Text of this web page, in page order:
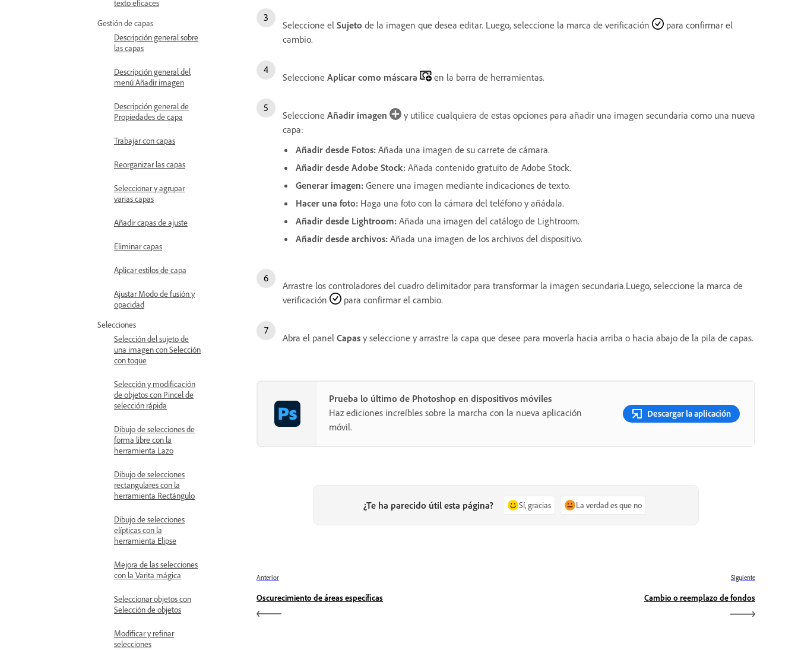
texto eficaces
Gestión de capas
Descripción general sobre
las capas
Descripción general del
menú Añadir imagen
Descripción general de
Propiedades de capa
Trabajar con capas
Reorganizar las capas
Seleccionar y agrupar
varias capas
Añadir capas de ajuste
Eliminar capas
Aplicar estilos de capa
Ajustar Modo de fusión y
opacidad
Selecciones
Selección del sujeto de
una imagen con Selección
con toque
Selección y modificación
de objetos con Pincel de
selección rápida
Dibujo de selecciones de
forma libre con la
herramienta Lazo
Dibujo de selecciones
rectangulares con la
herramienta Rectángulo
Dibujo de selecciones
elípticas con la
herramienta Elipse
Mejora de las selecciones
con la Varita mágica
Seleccionar objetos con
Selección de objetos
Modificar y refinar
selecciones
Seleccione el Sujeto de la imagen que desea editar. Luego, seleccione la marca de verificación
para confirmar el
cambio.
Seleccione Aplicar como máscara en la barra de herramientas.
Seleccione Añadir imagen
y utilice cualquiera de estas opciones para añadir una imagen secundaria como una nueva
capa:
Añadir desde Fotos: Añada una imagen de su carrete de cámara.
Añadir desde Adobe Stock: Añada contenido gratuito de Adobe Stock.
Generar imagen: Genere una imagen mediante indicaciones de texto.
Hacer una foto: Haga una foto con la cámara del teléfono y añádala.
Añadir desde Lightroom: Añada una imagen del catálogo de Lightroom.
Añadir desde archivos: Añada una imagen de los archivos del dispositivo.
Arrastre los controladores del cuadro delimitador para transformar la imagen secundaria.Luego, seleccione la marca de
verificación
para confirmar el cambio.
Abra el panel Capas y seleccione y arrastre la capa que desee para moverla hacia arriba o hacia abajo de la pila de capas.
Prueba lo último de Photoshop en dispositivos móviles
Haz ediciones increíbles sobre la marcha con la nueva aplicación
móvil.
Descargar la aplicación
¿Te ha parecido útil esta página? Sí, gracias La verdad es que no
Anterior
Oscurecimiento de áreas específicas
Siguiente
Cambio o reemplazo de fondos